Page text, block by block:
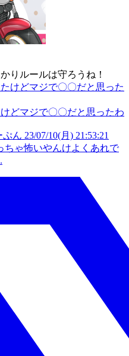
りルールは守ろうね！
どマジで〇〇だと思ったわ
ん 23/07/10(月) 21:53:21
ちゃ怖いやんけよくあれで